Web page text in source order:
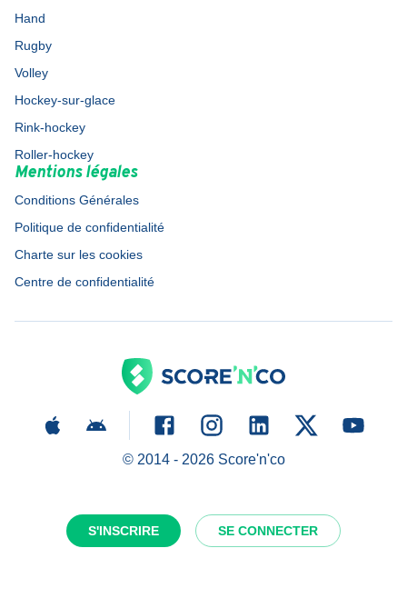
S'INSCRIRE SE CONNECTER
Hand
Rugby
Volley
Hockey-sur-glace
Rink-hockey
Roller-hockey
Mentions légales
Conditions Générales
Politique de confidentialité
Charte sur les cookies
Centre de confidentialité
© 2014 - 2026Score'n'co